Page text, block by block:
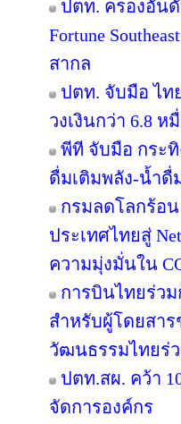
ปตท. ครองอัน
Fortune
สากล
ปตท. จับมือ ไท
วงเงินกว่า 6.8
พีที จับมือ กระทิ
ดื่มเติมพลัง-น้ำ
กรมลดโลกร้อ
ประเทศไทยสู่
ความมุ่งมั่นใน
การบินไทยร่วม
สำหรับผู้โดยสาร
วัฒนธรรมไทยร่
ปตท.สผ. คว้า
จัดการองค์กร